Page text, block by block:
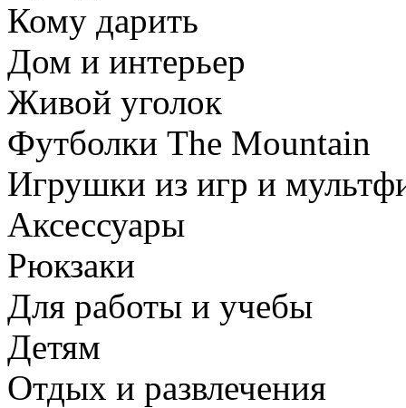
Кому дарить
Дом и интерьер
Живой уголок
Футболки The Mountain
Игрушки из игр и
Аксессуары
Рюкзаки
Для работы и учебы
Детям
Отдых и развлечения